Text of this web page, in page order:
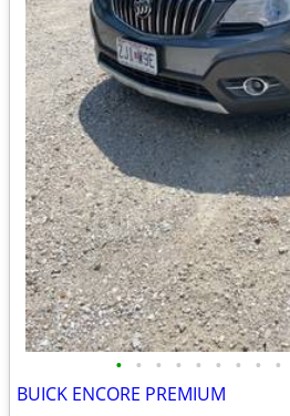
• • • • • • • • •
BUICK ENCORE PREMIUM